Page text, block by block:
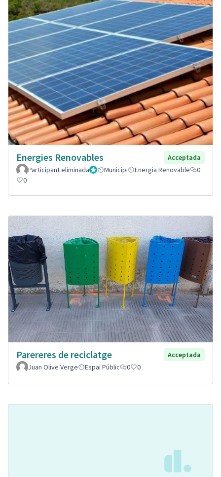
Energies Renovables
Acceptada
Participant eliminadaAdministrador
Municipi Energia Renovable
0
0
Parereres de reciclatge
Acceptada
Juan Olive Verge
Espai Públic 0 0